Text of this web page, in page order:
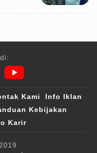
Kami
Info Iklan
Kebijakan
Karir